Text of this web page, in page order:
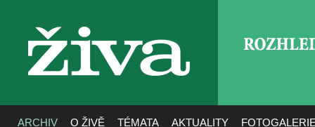
živa
ARCHIV O ŽIVĚ TÉMATA AKTUALITY